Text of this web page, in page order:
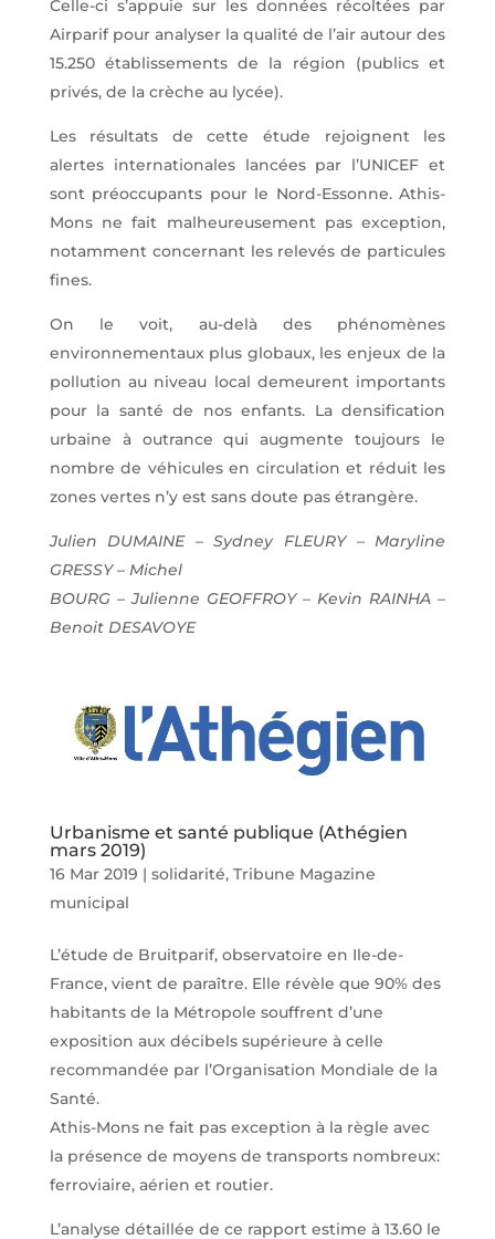
Celle-ci s’appuie sur les données récoltées par
Airparif pour analyser la qualité de l’air autour des
15.250 établissements de la région (publics et
privés, de la crèche au lycée).
Les résultats de cette étude rejoignent les
alertes internationales lancées par l’UNICEF et
sont préoccupants pour le Nord-Essonne. Athis-
Mons ne fait malheureusement pas exception,
notamment concernant les relevés de particules
fines.
On le voit, au-delà des phénomènes
environnementaux plus globaux, les enjeux de la
pollution au niveau local demeurent importants
pour la santé de nos enfants. La densification
urbaine à outrance qui augmente toujours le
nombre de véhicules en circulation et réduit les
zones vertes n’y est sans doute pas étrangère.
Julien DUMAINE – Sydney FLEURY – Maryline
GRESSY – Michel
BOURG – Julienne GEOFFROY – Kevin RAINHA –
Benoit DESAVOYE
Urbanisme et santé publique (Athégien
mars 2019)
16 Mar 2019 | solidarité, Tribune Magazine
municipal
L’étude de Bruitparif, observatoire en Ile-de-
France, vient de paraître. Elle révèle que 90% des
habitants de la Métropole souffrent d’une
exposition aux décibels supérieure à celle
recommandée par l’Organisation Mondiale de la
Santé.
Athis-Mons ne fait pas exception à la règle avec
la présence de moyens de transports nombreux:
ferroviaire, aérien et routier.
L’analyse détaillée de ce rapport estime à 13.60 le